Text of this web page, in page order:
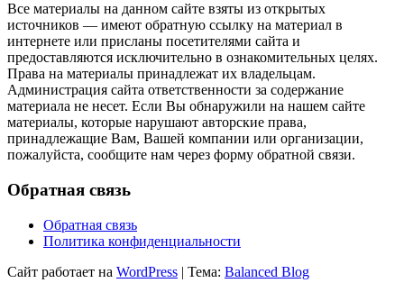
Все материалы на данном сайте взяты из открытых
источников — имеют обратную ссылку на материал в
интернете или присланы посетителями сайта и
предоставляются исключительно в ознакомительных целях.
Права на материалы принадлежат их владельцам.
Администрация сайта ответственности за содержание
материала не несет. Если Вы обнаружили на нашем сайте
материалы, которые нарушают авторские права,
принадлежащие Вам, Вашей компании или организации,
пожалуйста, сообщите нам через форму обратной связи.
Обратная связь
Обратная связь
Политика конфиденциальности
Сайт работает на WordPress | Тема: Balanced Blog